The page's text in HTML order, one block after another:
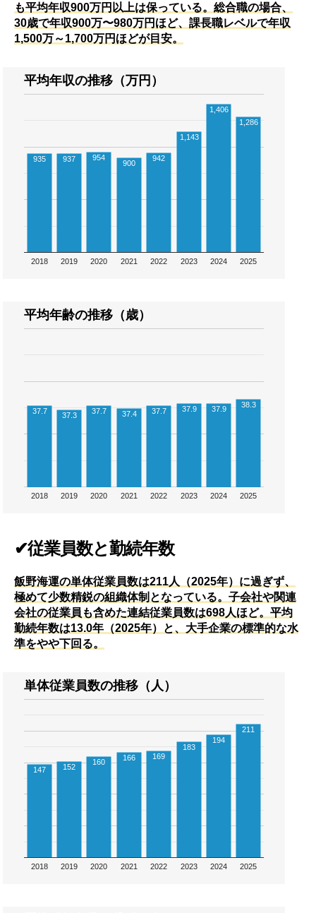
も平均年収900万円以上は保っている。総合職の場合、
30歳で年収900万〜980万円ほど、課長職レベルで年収
1,500万～1,700万円ほどが目安。
平均年収の推移（万円）
2018 2019 2020 2021 2022 2023 2024 2025
935 937 954
900
942
1,143
1,406
1,286
平均年齢の推移（歳）
2018 2019 2020 2021 2022 2023 2024 2025
37.7 37.3 37.7 37.4 37.7 37.9 37.9 38.3
✔従業員数と勤続年数
飯野海運の単体従業員数は211人（2025年）に過ぎず、
極めて少数精鋭の組織体制となっている。子会社や関連
会社の従業員も含めた連結従業員数は698人ほど。平均
勤続年数は13.0年（2025年）と、大手企業の標準的な水
準をやや下回る。
単体従業員数の推移（人）
2018 2019 2020 2021 2022 2023 2024 2025
147 152
160 166 169
183
194
211